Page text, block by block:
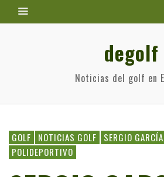
degolf
Noticias del golf en
GOLF NOTICIAS GOLF SERGIO GARCÍA
POLIDEPORTIVO